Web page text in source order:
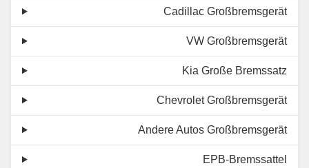
Cadillac Großbremsgerät
VW Großbremsgerät
Kia Große Bremssatz
Chevrolet Großbremsgerät
Andere Autos Großbremsgerät
EPB-Bremssattel